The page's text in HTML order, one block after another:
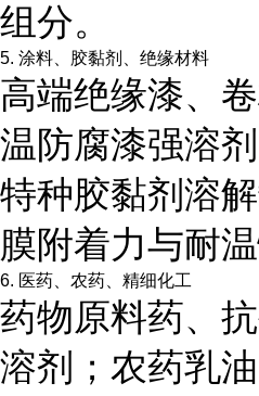
组分。
5. 涂料、胶黏剂、绝缘材料
高端绝缘漆、
温防腐漆强溶
特种胶黏剂溶
膜附着力与耐温
6. 医药、农药、精细化工
药物原料药、
溶剂；农药乳